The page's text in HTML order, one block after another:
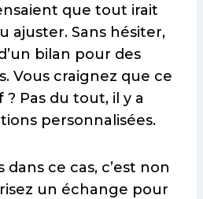
que tout irait
ajuster. Sans hésiter,
bilan pour des
Vous craignez que ce
Pas du tout, il y a
personnalisées.
dans ce cas, c’est non
un échange pour